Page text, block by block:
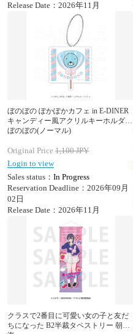
Release Date：2026年11月
ぼのぼの ぽかぽかカフェ in E-DINER
キャンディー風アクリルキーホルダー
ぼのぼの(ノーマル)
Original Price 1,100JPY
Login to view
Sales status： In Progress
Reservation Deadline：2026年09月
02日
Release Date：2026年11月
クラスで2番目に可愛い女の子と友だ
ちになった B2半裁タペストリー 朝凪